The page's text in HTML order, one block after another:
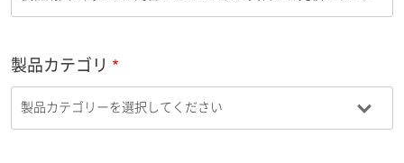
製品カテゴリ